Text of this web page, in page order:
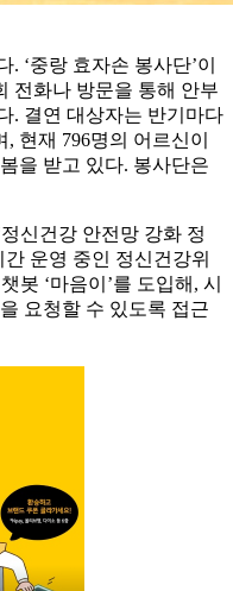
‘중랑 효자손 봉사단’이
전화나 방문을 통해 안부
. 결연 대상자는 반기마다
현재 796명의 어르신이
을 받고 있다. 봉사단은
신건강 안전망 강화 정
운영 중인 정신건강위
봇 ‘마음이’를 도입해, 시
요청할 수 있도록 접근